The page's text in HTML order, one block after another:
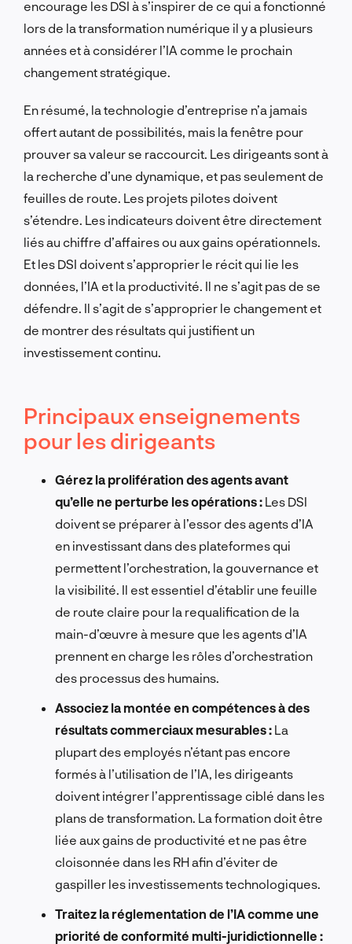
encourage les DSI à s’inspirer de ce qui a fonctionné
lors de la transformation numérique il y a plusieurs
années et à considérer l’IA comme le prochain
changement stratégique.
En résumé, la technologie d’entreprise n’a jamais
offert autant de possibilités, mais la fenêtre pour
prouver sa valeur se raccourcit. Les dirigeants sont à
la recherche d’une dynamique, et pas seulement de
feuilles de route. Les projets pilotes doivent
s’étendre. Les indicateurs doivent être directement
liés au chiffre d’affaires ou aux gains opérationnels.
Et les DSI doivent s’approprier le récit qui lie les
données, l’IA et la productivité. Il ne s’agit pas de se
défendre. Il s’agit de s’approprier le changement et
de montrer des résultats qui justifient un
investissement continu.
Principaux enseignements
pour les dirigeants
Gérez la prolifération des agents avant
qu’elle ne perturbe les opérations : Les DSI
doivent se préparer à l’essor des agents d’IA
en investissant dans des plateformes qui
permettent l’orchestration, la gouvernance et
la visibilité. Il est essentiel d’établir une feuille
de route claire pour la requalification de la
main-d’œuvre à mesure que les agents d’IA
prennent en charge les rôles d’orchestration
des processus des humains.
Associez la montée en compétences à des
résultats commerciaux mesurables : La
plupart des employés n’étant pas encore
formés à l’utilisation de l’IA, les dirigeants
doivent intégrer l’apprentissage ciblé dans les
plans de transformation. La formation doit être
liée aux gains de productivité et ne pas être
cloisonnée dans les RH afin d’éviter de
gaspiller les investissements technologiques.
Traitez la réglementation de l’IA comme une
priorité de conformité multi-juridictionnelle :